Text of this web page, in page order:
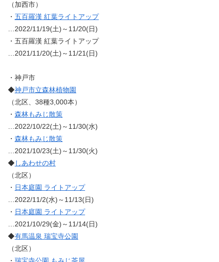
（加西市）
・ 五百羅漢 紅葉ライトアップ
…2022/11/19(土)～11/20(日)
・五百羅漢 紅葉ライトアップ
…2021/11/20(土)～11/21(日)
・神戸市
◆神戸市立森林植物園
（北区、38種3,000本）
・ 森林もみじ散策
…2022/10/22(土)～11/30(水)
・ 森林もみじ散策
…2021/10/23(土)～11/30(火)
◆しあわせの村
（北区）
・ 日本庭園 ライトアップ
…2022/11/2(水)～11/13(日)
・ 日本庭園 ライトアップ
…2021/10/29(金)～11/14(日)
◆有馬温泉 瑞宝寺公園
（北区）